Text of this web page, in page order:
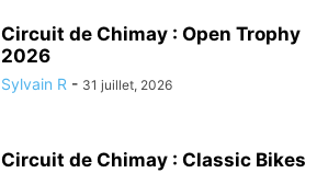
Circuit de Chimay : Open Trophy
2026
Sylvain R - 31 juillet, 2026
Circuit de Chimay : Classic Bikes